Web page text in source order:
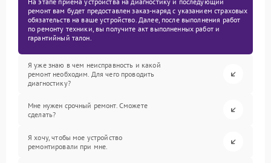
ремонт вам будет предоставлен заказ-наряд с указанием страховых
обязательств на ваше устройство. Далее, после выполнения работ
по ремонту техники, вы получите акт выполненных работ и
гарантийный талон.
Я уже знаю в чем неисправность и какой
ремонт необходим. Для чего проводить
диагностику?
Мне нужен срочный ремонт. Сможете
сделать?
Я хочу, чтобы мое устройство
ремонтировали при мне.